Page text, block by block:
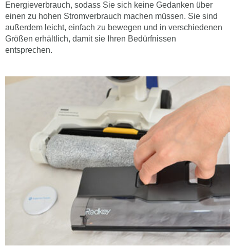
Energieverbrauch, sodass Sie sich keine Gedanken über
einen zu hohen Stromverbrauch machen müssen. Sie sind
außerdem leicht, einfach zu bewegen und in verschiedenen
Größen erhältlich, damit sie Ihren Bedürfnissen
entsprechen.